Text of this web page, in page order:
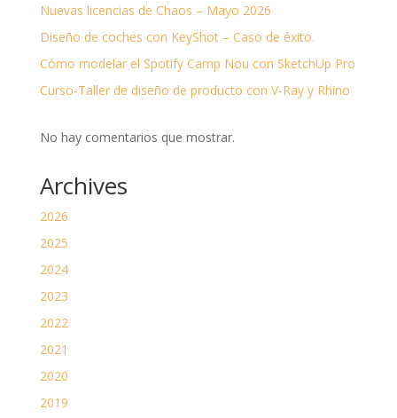
Nuevas licencias de Chaos – Mayo 2026
Diseño de coches con KeyShot – Caso de éxito.
Cómo modelar el Spotify Camp Nou con SketchUp Pro
Curso-Taller de diseño de producto con V-Ray y Rhino
No hay comentarios que mostrar.
Archives
2026
2025
2024
2023
2022
2021
2020
2019